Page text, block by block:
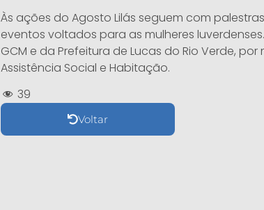
Às ações do Agosto Lilás seguem com
eventos voltados para as mulheres
GCM e da Prefeitura de Lucas do Rio Verde,
Assistência Social e Habitação.
39
Voltar